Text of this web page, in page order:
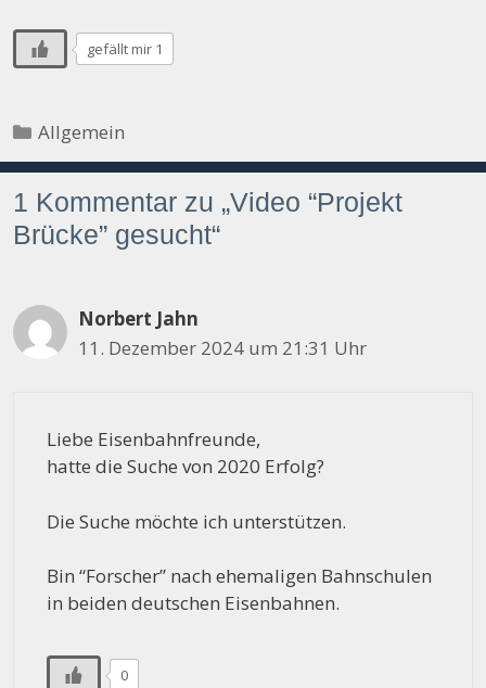
gefällt mir 1
Kategorien
Allgemein
1 Kommentar zu „Video “Projekt
Brücke” gesucht“
Norbert Jahn
11. Dezember 2024 um 21:31 Uhr
Liebe Eisenbahnfreunde,
hatte die Suche von 2020 Erfolg?
Die Suche möchte ich unterstützen.
Bin “Forscher” nach ehemaligen Bahnschulen
in beiden deutschen Eisenbahnen.
0